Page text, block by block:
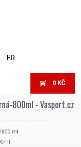
FR
0 KČ
800ml - Vasport.cz
800 ml